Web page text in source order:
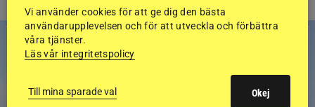
Vi använder cookies för att ge dig den bästa
användarupplevelsen och för att utveckla och förbättra
våra tjänster.
Läs vår integritetspolicy
Till mina sparade val Okej